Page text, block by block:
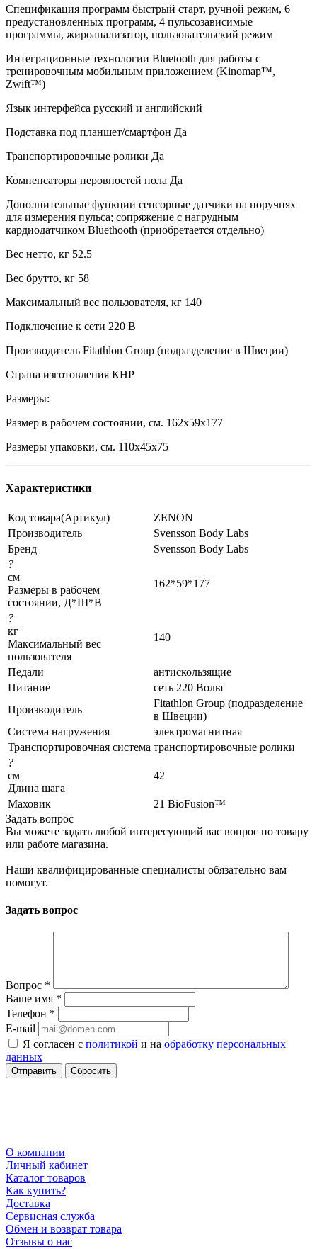
Спецификация программ быстрый старт, ручной режим, 6
предустановленных программ, 4 пульсозависимые
программы, жироанализатор, пользовательский режим
Интеграционные технологии Bluetooth для работы с
тренировочным мобильным приложением (Kinomap™,
Zwift™)
Язык интерфейса русский и английский
Подставка под планшет/смартфон Да
Транспортировочные ролики Да
Компенсаторы неровностей пола Да
Дополнительные функции сенсорные датчики на поручнях
для измерения пульса; сопряжение с нагрудным
кардиодатчиком Bluethooth (приобретается отдельно)
Вес нетто, кг 52.5
Вес брутто, кг 58
Максимальный вес пользователя, кг 140
Подключение к сети 220 В
Производитель Fitathlon Group (подразделение в Швеции)
Страна изготовления КНР
Размеры:
Размер в рабочем состоянии, см. 162х59x177
Размеры упаковки, см. 110х45x75
Характеристики
Код товара(Артикул)
ZENON
Производитель
Svensson Body Labs
Бренд
Svensson Body Labs
?
см
Размеры в рабочем
состоянии, Д*Ш*В
162*59*177
?
кг
Максимальный вес
пользователя
140
Педали
антискользящие
Питание
сеть 220 Вольт
Производитель
Fitathlon Group (подразделение
в Швеции)
Система нагружения
электромагнитная
Транспортировочная система транспортировочные ролики
?
см
Длина шага
42
Маховик
21 BioFusion™
Задать вопрос
Вы можете задать любой интересующий вас вопрос по товару
или работе магазина.
Наши квалифицированные специалисты обязательно вам
помогут.
Задать вопрос
Вопрос *
Ваше имя *
Телефон *
E-mail
Я согласен с политикой и на обработку персональных
данных
Сбросить
О компании
Личный кабинет
Каталог товаров
Как купить?
Доставка
Сервисная служба
Обмен и возврат товара
Отзывы о нас